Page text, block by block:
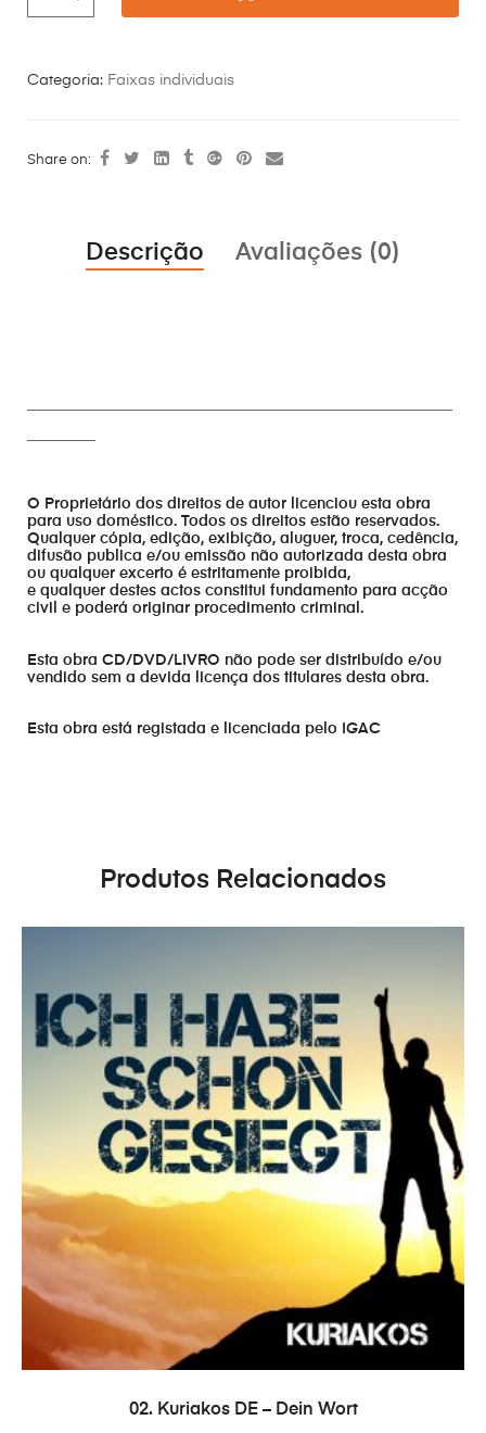
Categoria: Faixas individuais
Share on:
Descrição Avaliações (0)
O Proprietário dos direitos de autor licenciou esta obra
para uso doméstico. Todos os direitos estão reservados.
Qualquer cópia, edição, exibição, aluguer, troca, cedência,
difusão publica e/ou emissão não autorizada desta obra
ou qualquer excerto é estritamente proibida,
e qualquer destes actos constitui fundamento para acção
civil e poderá originar procedimento criminal.
Esta obra CD/DVD/LIVRO não pode ser distribuído e/ou
vendido sem a devida licença dos titulares desta obra.
Esta obra está registada e licenciada pelo IGAC
Produtos Relacionados
ADICIONAR
02. Kuriakos DE – Dein Wort